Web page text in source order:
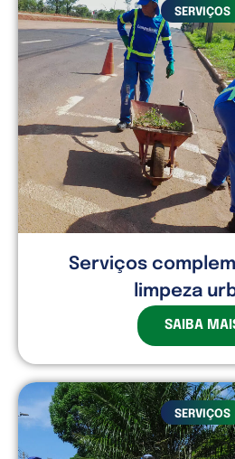
SERVIÇOS
Serviços
limpeza
SAIBA
SERVIÇOS